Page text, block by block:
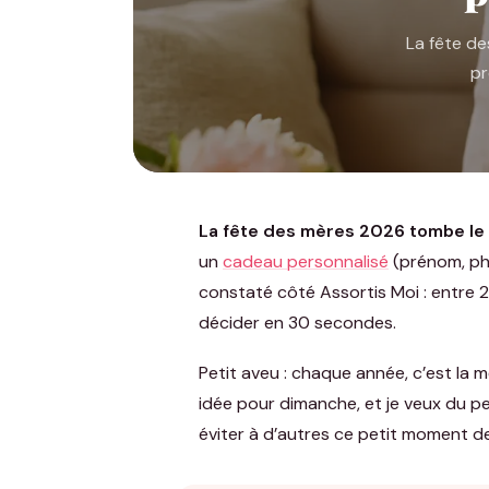
La fête
La fête des mères 2026 tombe le
un cadeau personnalisé (prénom,
constaté côté Assortis Moi : entre
décider en 30 secondes.
Petit aveu : chaque année, c’est la
idée pour dimanche, et je veux du
éviter à d’autres ce petit moment